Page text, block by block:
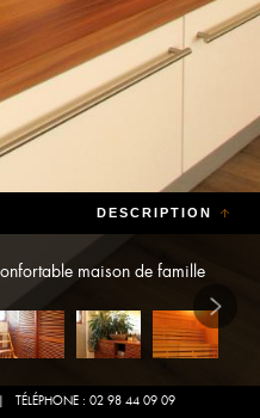
il y a 3 ans environ sur une
DESCRIPTION
maison de famille
: 02 98 44 09 09